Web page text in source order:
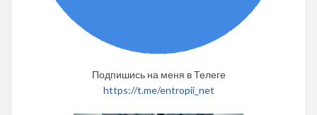
Подпишись на меня в Телеге
https://t.me/entropii_net